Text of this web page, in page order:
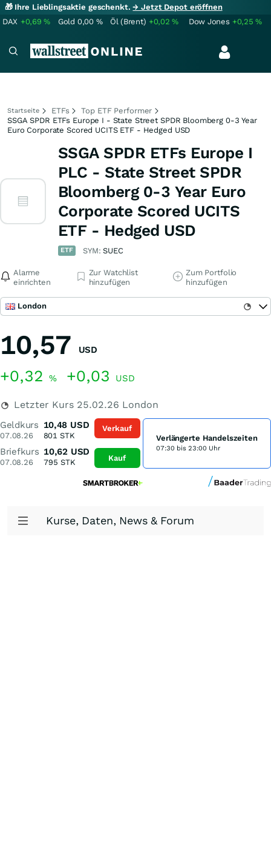
🎁 Ihre Lieblingsaktie geschenkt.→ Jetzt Depot eröffnen
DAX +0,69% Gold 0,00 % Öl (Brent) +0,02% Dow Jones +0,25%
Startseite ETFs
Top ETF Performer
SSGA SPDR ETFs Europe I - State Street SPDR Bloomberg 0-3 Year
Euro Corporate Scored UCITS ETF - Hedged USD
SSGA SPDR ETFs Europe I
PLC - State Street SPDR
Bloomberg 0-3 Year Euro
Corporate Scored UCITS
ETF - Hedged USD
ETF SYM:SUEC
Alarme
einrichten
Zur Watchlist
hinzufügen
Zum Portfolio
hinzufügen
London
10,57 USD
+0,32 % +0,03 USD
Letzter Kurs 25.02.26 London
Geldkurs
07.08.26
10,48 USD
801 STK
Briefkurs
07.08.26
10,62 USD
795 STK
Verkauf
Kauf
Verlängerte Handelszeiten
07:30 bis 23:00 Uhr
Kurse, Daten, News & Forum